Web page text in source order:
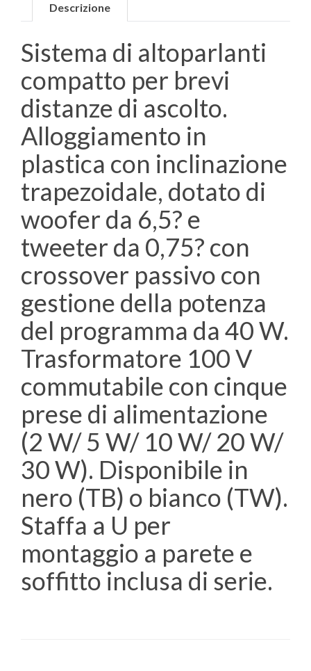
Descrizione
Sistema di altoparlanti
compatto per brevi
distanze di ascolto.
Alloggiamento in
plastica con inclinazione
trapezoidale, dotato di
woofer da 6,5? e
tweeter da 0,75? con
crossover passivo con
gestione della potenza
del programma da 40 W.
Trasformatore 100 V
commutabile con cinque
prese di alimentazione
(2 W/ 5 W/ 10 W/ 20 W/
30 W). Disponibile in
nero (TB) o bianco (TW).
Staffa a U per
montaggio a parete e
soffitto inclusa di serie.